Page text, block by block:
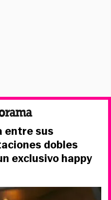
entre sus
dobles
exclusivo happy